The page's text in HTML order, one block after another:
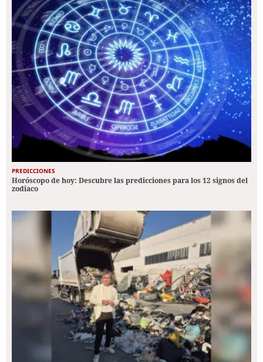
PREDICCIONES
Horóscopo de hoy: Descubre las predicciones para los 12 signos del
zodiaco